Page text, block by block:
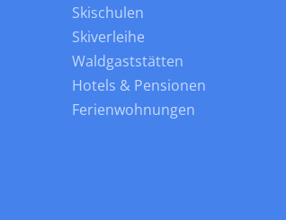
Skischulen
Skiverleihe
Waldgaststätten
Hotels & Pensionen
Ferienwohnungen